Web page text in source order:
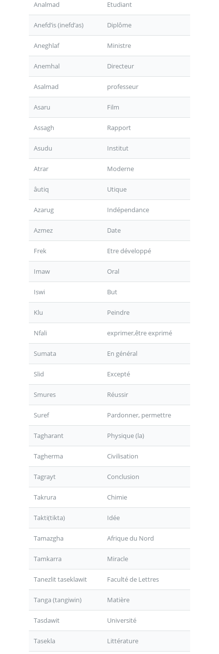
Analmad Etudiant
Anefd’is (inefd’as) Diplôme
Aneghlaf Ministre
Anemhal Directeur
Asalmad professeur
Asaru Film
Assagh Rapport
Asudu Institut
Atrar Moderne
âutiq Utique
Azarug Indépendance
Azmez Date
Frek Etre développé
Imaw Oral
Iswi But
Klu Peindre
Nfali exprimer,être exprimé
Sumata En général
Slid Excepté
Smures Réussir
Suref Pardonner, permettre
Tagharant Physique (la)
Tagherma Civilisation
Tagrayt Conclusion
Takrura Chimie
Takti(tikta) Idée
Tamazgha Afrique du Nord
Tamkarra Miracle
Tanezlit taseklawit Faculté de Lettres
Tanga (tangiwin) Matière
Tasdawit Université
Tasekla Littérature